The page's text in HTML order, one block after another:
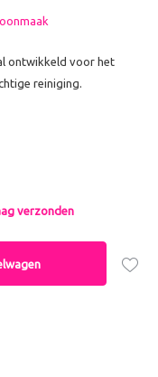
ontwikkeld voor het
reiniging.
verzonden